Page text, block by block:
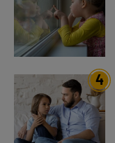
4